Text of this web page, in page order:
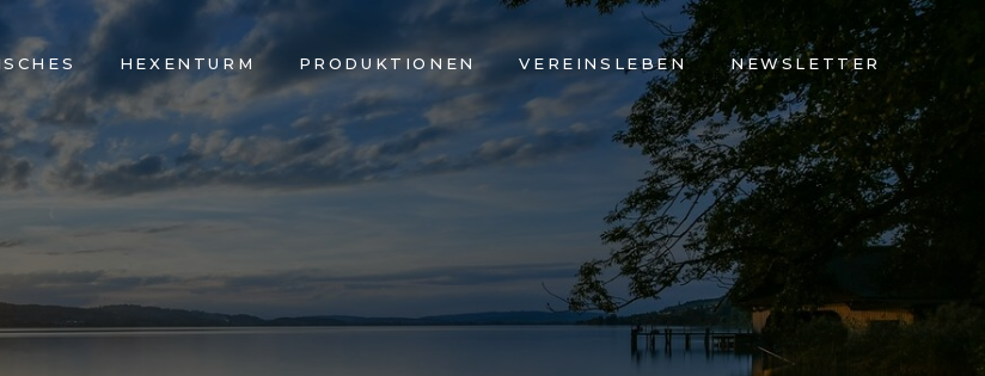
HEXENTURM PRODUKTIONEN VEREINSLEBEN NEWSLETTER